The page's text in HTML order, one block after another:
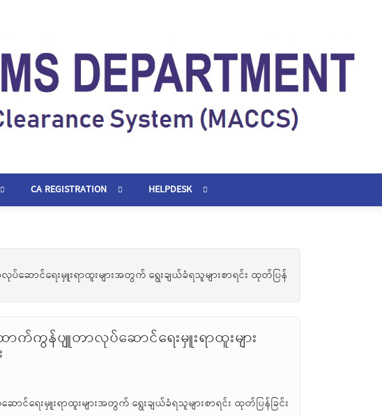
CA REGISTRATION HELPDESK
ာင်ရေးမှူးရာထူးများအတွက် ရွေးချယ်ခံရသူများစာရင်း ထုတ်ပြန်
က်ကွန်ပျူတာလုပ်ဆောင်ရေးမှူးရာထူးများ
ေးမှူးရာထူးများအတွက် ရွေးချယ်ခံရသူများစာရင်း ထုတ်ပြန်ခြင်း